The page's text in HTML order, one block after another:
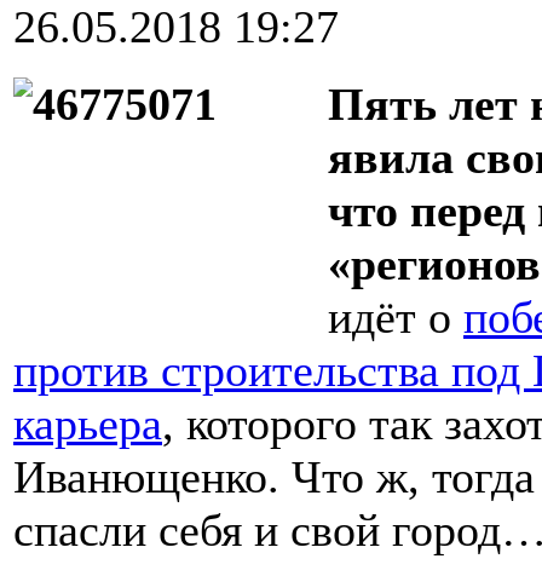
26.05.2018 19:27
Пять лет
явила
что
идёт о
против строительства
карьера, которого так
Иванющенко. Что ж,
спасли себя и свой